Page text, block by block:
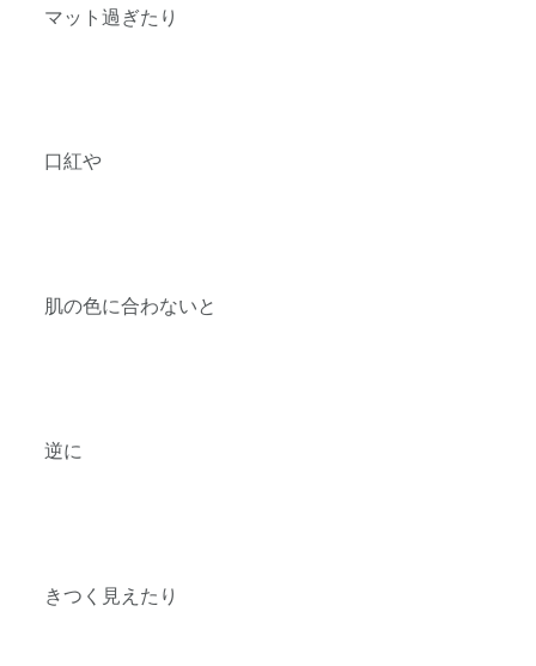
マット過ぎたり
口紅や
肌の色に合わないと
逆に
きつく見えたり